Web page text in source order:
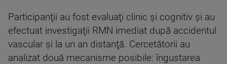
Participanţii au fost evaluaţi clinic şi cognitiv şi au
efectuat investigaţii RMN imediat după accidentul
vascular şi la un an distanţă. Cercetătorii au
analizat două mecanisme posibile: îngustarea